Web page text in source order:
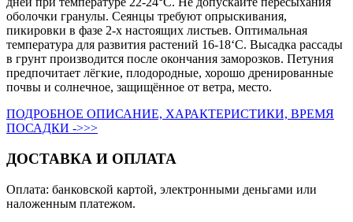
оболочки гранулы. Сеянцы требуют опрыскивания,
пикировки в фазе 2-х настоящих листьев. Оптимальная
температура для развития растений 16-18‘С. Высадка рассады
в грунт производится после окончания заморозков. Петуния
предпочитает лёгкие, плодородные, хорошо дренированные
почвы и солнечное, защищённое от ветра, место.
ПОДРОБНОЕ ОПИСАНИЕ, ХАРАКТЕРИСТИКИ, ВРЕМЯ
ПОСАДКИ ->>>
ДОСТАВКА И ОПЛАТА
Оплата: банковской картой, электронными деньгами или
наложенным платежом.